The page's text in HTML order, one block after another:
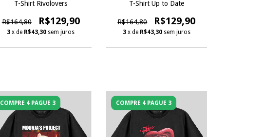
T-Shirt Rivolovers
R$164,80 R$129,90
3 x de R$43,30 sem juros
T-Shirt Up to Date
R$164,80 R$129,90
3 x de R$43,30 sem juros
COMPRE 4 PAGUE 3 COMPRE 4 PAGUE 3